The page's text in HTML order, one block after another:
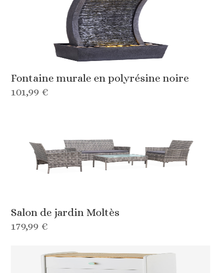
Fontaine murale en polyrésine noire
101,99 €
Salon de jardin Moltès
179,99 €